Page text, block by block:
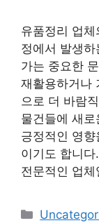
유품정리 업
정에서 발생
가는 중요한
재활용하거나
으로 더 바람
물건들에 새
긍정적인 영
이기도 합니
전문적인 업